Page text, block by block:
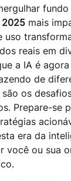
fundo
2025 mais
uso
reais em
a IA é agora
de
os
Prepare-se
era da
você ou sua